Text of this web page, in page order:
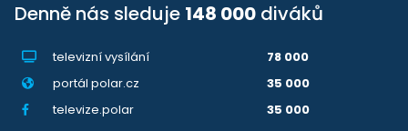
Denně nás sleduje 148 000 diváků
televizní vysílání
78 000
portál polar.cz
35 000
televize.polar
35 000